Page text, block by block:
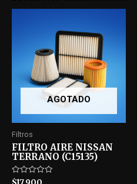
AGOTADO
Filtros
FILTRO AIRE NISSAN
TERRANO (C15135)
Rated